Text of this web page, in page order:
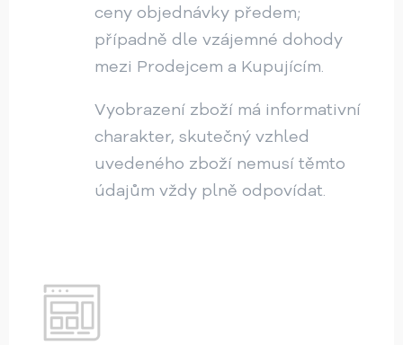
ceny objednávky předem;
případně dle vzájemné dohody
mezi Prodejcem a Kupujícím.
Vyobrazení zboží má informativní
charakter, skutečný vzhled
uvedeného zboží nemusí těmto
údajům vždy plně odpovídat.